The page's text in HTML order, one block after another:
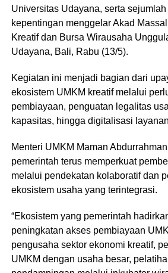
Universitas Udayana, serta
kepentingan menggelar Akad
Kreatif dan Bursa Wirausaha
Udayana, Bali, Rabu (13/5).
Kegiatan ini menjadi bagian dari
ekosistem UMKM kreatif melalui
pembiayaan, penguatan legalitas
kapasitas, hingga digitalisasi
Menteri UMKM Maman
pemerintah terus memperkuat
melalui pendekatan kolaboratif dan
ekosistem usaha yang terintegrasi.
“Ekosistem yang pemerintah
peningkatan akses pembiayaan
pengusaha sektor ekonomi kreatif,
UMKM dengan usaha besar,